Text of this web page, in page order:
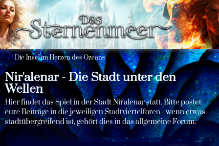
Die Insel im Herzen des Ozeans
Nir'alenar - Die Stadt unter den
Wellen
Hier findet das Spiel in der Stadt Nir'alenar statt. Bitte postet
eure Beiträge in die jeweiligen Stadtviertelforen - wenn etwas
stadtübergreifend ist, gehört dies in das allgemeine Forum.